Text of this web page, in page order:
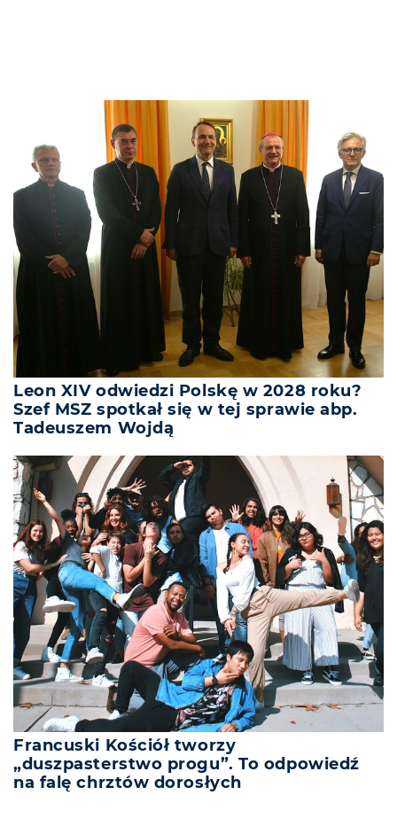
Leon XIV odwiedzi Polskę w 2028 roku?
Szef MSZ spotkał się w tej sprawie abp.
Tadeuszem Wojdą
Francuski Kościół tworzy
„duszpasterstwo progu”. To odpowiedź
na falę chrztów dorosłych